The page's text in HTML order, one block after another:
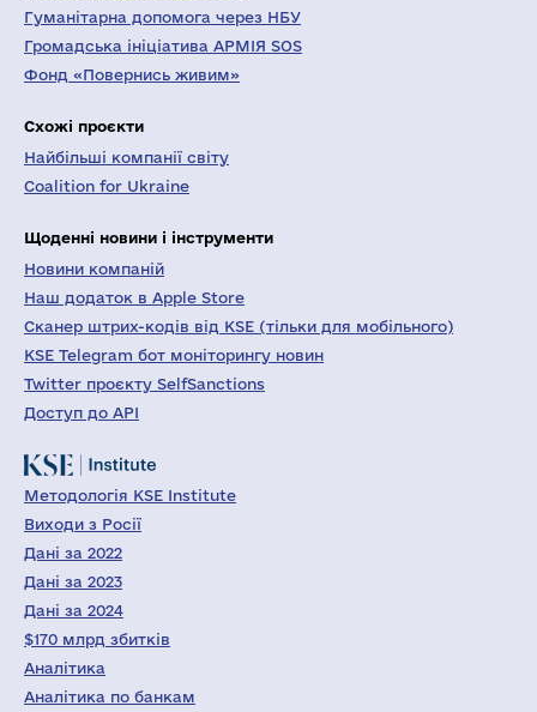
Гуманітарна допомога через НБУ
Громадська ініціатива АРМІЯ SOS
Фонд «Повернись живим»
Схожі проєкти
Найбільші компанії світу
Coalition for Ukraine
Щоденні новини і інструменти
Новини компаній
Наш додаток в Apple Store
Сканер штрих-кодів від KSE (тільки для мобільного)
KSE Telegram бот моніторингу новин
Twitter проєкту SelfSanctions
Доступ до API
Методологія KSE Institute
Виходи з Росії
Дані за 2022
Дані за 2023
Дані за 2024
$170 млрд збитків
Аналітика
Аналітика по банкам